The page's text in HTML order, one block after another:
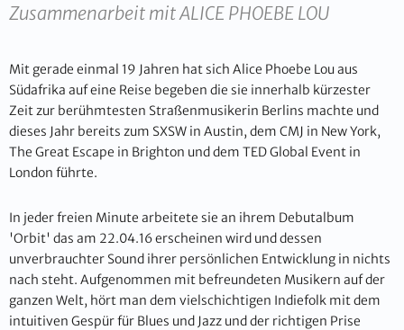
Zusammenarbeit mit ALICE PHOEBE LOU
Mit gerade einmal 19 Jahren hat sich Alice Phoebe Lou aus
Südafrika auf eine Reise begeben die sie innerhalb kürzester
Zeit zur berühmtesten Straßenmusikerin Berlins machte und
dieses Jahr bereits zum SXSW in Austin, dem CMJ in New York,
The Great Escape in Brighton und dem TED Global Event in
London führte.
In jeder freien Minute arbeitete sie an ihrem Debutalbum
'Orbit' das am 22.04.16 erscheinen wird und dessen
unverbrauchter Sound ihrer persönlichen Entwicklung in nichts
nach steht. Aufgenommen mit befreundeten Musikern auf der
ganzen Welt, hört man dem vielschichtigen Indiefolk mit dem
intuitiven Gespür für Blues und Jazz und der richtigen Prise